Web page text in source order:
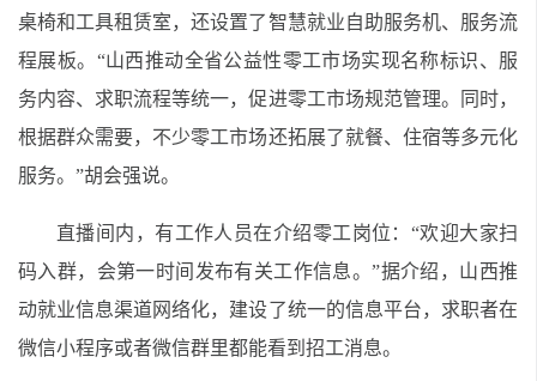
桌椅和工具租赁室，还设置了智慧就业自助服务机、服务流
程展板。“山西推动全省公益性零工市场实现名称标识、服
务内容、求职流程等统一，促进零工市场规范管理。同时，
根据群众需要，不少零工市场还拓展了就餐、住宿等多元化
服务。”胡会强说。
直播间内，有工作人员在介绍零工岗位：“欢迎大家扫
码入群，会第一时间发布有关工作信息。”据介绍，山西推
动就业信息渠道网络化，建设了统一的信息平台，求职者在
微信小程序或者微信群里都能看到招工消息。